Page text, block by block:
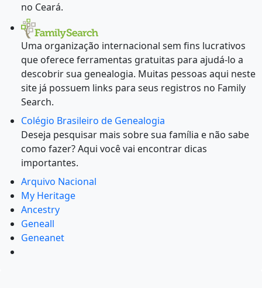
no Ceará.
Uma organização internacional sem fins lucrativos
que oferece ferramentas gratuitas para ajudá-lo a
descobrir sua genealogia. Muitas pessoas aqui neste
site já possuem links para seus registros no Family
Search.
Colégio Brasileiro de Genealogia
Deseja pesquisar mais sobre sua família e não sabe
como fazer? Aqui você vai encontrar dicas
importantes.
Arquivo Nacional
My Heritage
Ancestry
Geneall
Geneanet